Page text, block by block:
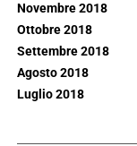
Novembre 2018
Ottobre 2018
Settembre 2018
Agosto 2018
Luglio 2018